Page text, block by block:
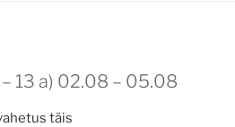
13 a) 02.08 – 05.08
täis